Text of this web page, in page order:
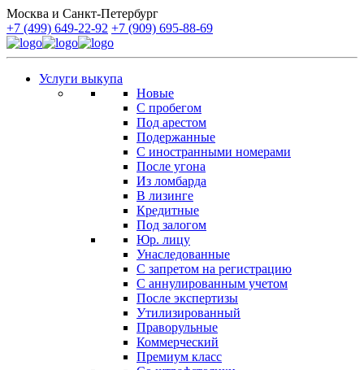
Москва и Санкт-Петербург
+7 (499) 649-22-92 +7 (909) 695-88-69
Услуги выкупа
Новые
С пробегом
Под арестом
Подержанные
С иностранными номерами
После угона
Из ломбарда
В лизинге
Кредитные
Под залогом
Юр. лицу
Унаследованные
С запретом на регистрацию
С аннулированным учетом
После экспертизы
Утилизированный
Праворульные
Коммерческий
Премиум класс